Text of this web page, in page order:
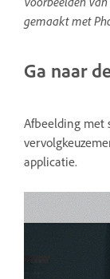
gemaakt met
Ga naar
Afbeelding met
applicatie.